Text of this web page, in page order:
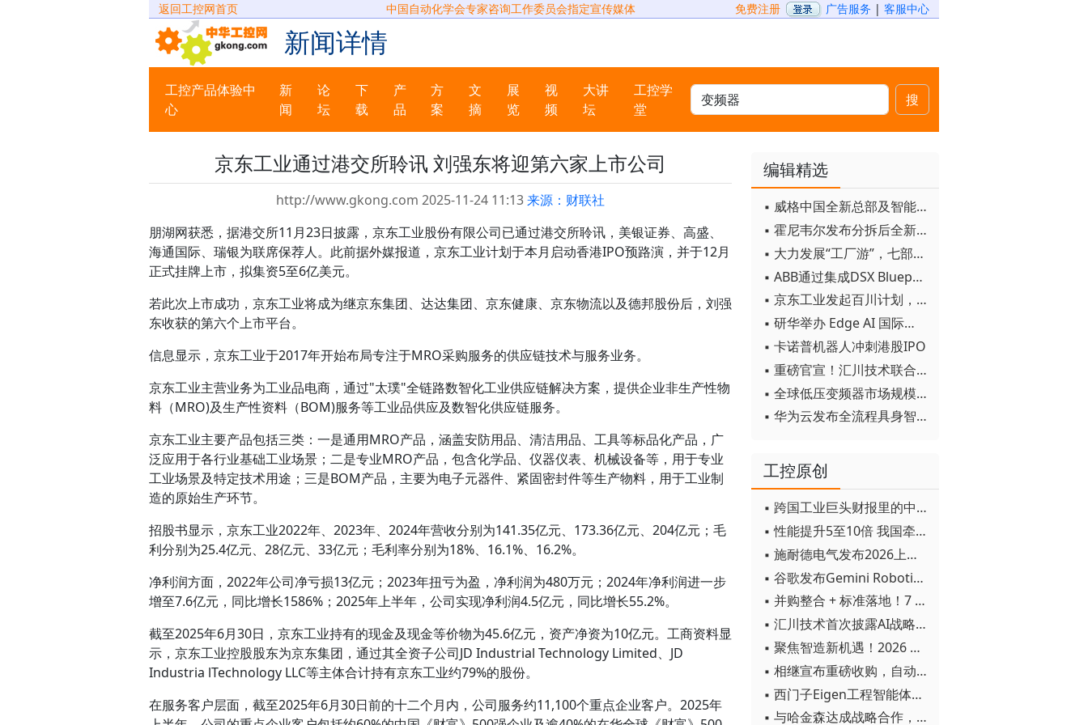
返回工控网首页 中国自动化学会专家咨询工作委员会指定宣传媒体 免费注册 广告服务 | 客服中心
新闻详情
工控产品体验中
心
新
闻
论
坛
下
载
产
品
方
案
文
摘
展
览
视
频
大讲
坛
工控学
堂
搜
京东工业通过港交所聆讯 刘强东将迎第六家上市公司
http://www.gkong.com 2025-11-24 11:13来源：财联社
朋湖网获悉，据港交所11月23日披露，京东工业股份有限公司已通过港交所聆讯，美银证券、高盛、
海通国际、瑞银为联席保荐人。此前据外媒报道，京东工业计划于本月启动香港IPO预路演，并于12月
正式挂牌上市，拟集资5至6亿美元。
若此次上市成功，京东工业将成为继京东集团、达达集团、京东健康、京东物流以及德邦股份后，刘强
东收获的第六个上市平台。
信息显示，京东工业于2017年开始布局专注于MRO采购服务的供应链技术与服务业务。
京东工业主营业务为工业品电商，通过"太璞"全链路数智化工业供应链解决方案，提供企业非生产性物
料（MRO)及生产性资料（BOM)服务等工业品供应及数智化供应链服务。
京东工业主要产品包括三类：一是通用MRO产品，涵盖安防用品、清洁用品、工具等标品化产品，广
泛应用于各行业基础工业场景；二是专业MRO产品，包含化学品、仪器仪表、机械设备等，用于专业
工业场景及特定技术用途；三是BOM产品，主要为电子元器件、紧固密封件等生产物料，用于工业制
造的原始生产环节。
招股书显示，京东工业2022年、2023年、2024年营收分别为141.35亿元、173.36亿元、204亿元；毛
利分别为25.4亿元、28亿元、33亿元；毛利率分别为18%、16.1%、16.2%。
净利润方面，2022年公司净亏损13亿元；2023年扭亏为盈，净利润为480万元；2024年净利润进一步
增至7.6亿元，同比增长1586%；2025年上半年，公司实现净利润4.5亿元，同比增长55.2%。
截至2025年6月30日，京东工业持有的现金及现金等价物为45.6亿元，资产净资为10亿元。工商资料显
示，京东工业控股股东为京东集团，通过其全资子公司JD Industrial Technology Limited、JD
Industria lTechnology LLC等主体合计持有京东工业约79%的股份。
在服务客户层面，截至2025年6月30日前的十二个月内，公司服务约11,100个重点企业客户。2025年
编辑精选
▪ 威格中国全新总部及智能工厂启用
▪ 霍尼韦尔发布分拆后全新品牌：霍尼韦尔科技与霍尼韦尔航空航天
▪ 大力发展“工厂游”，七部门联合发文！
▪ ABB通过集成DSX Blueprint AI基础设施，扩大与英伟达的合作
▪ 京东工业发起百川计划， 构建工业大模型新生态
▪ 研华举办 Edge AI 国际论坛
▪ 卡诺普机器人冲刺港股IPO
▪ 重磅官宣！汇川技术联合发起 D12 联盟，开创产教融合新范式
▪ 全球低压变频器市场规模2030年将超170亿美元
▪ 华为云发布全流程具身智能开发平台CloudRobo
工控原创
▪ 跨国工业巨头财报里的中国成绩单
▪ 性能提升5至10倍 我国牵头制定的WiTSnet工业以太网国际标准正式发布
▪ 施耐德电气发布2026上半年可持续发展成绩单 "Impact 2030"路线图开局稳健
▪ 谷歌发布Gemini Robotics 2模型 实现人形机器人全身智能控制突破
▪ 并购整合 + 标准落地！7 月工业自动化产业动态速递
▪ 汇川技术首次披露AI战略进展：从两个方面推动“AI业务化”落地
▪ 聚焦智造新机遇！2026 青岛数字化及智能制造技术论坛圆满落幕
▪ 相继宣布重磅收购，自动化巨头新一轮并购潮剑指何方？
▪ 西门子Eigen工程智能体落地中国，工业AI跨越物理世界“确定性”拐点
▪ 与哈金森达成战略合作，乐聚机器人何以持续获得工业巨头青睐？